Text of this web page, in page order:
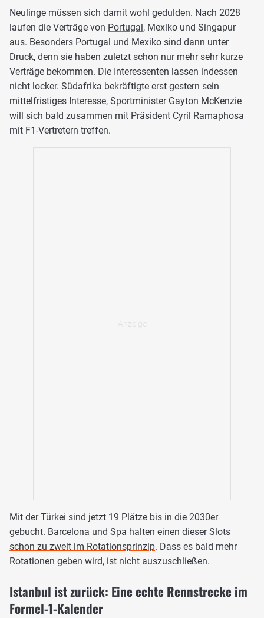
Neulinge müssen sich damit wohl gedulden. Nach 2028
laufen die Verträge von Portugal, Mexiko und Singapur
aus. Besonders Portugal und Mexiko sind dann unter
Druck, denn sie haben zuletzt schon nur mehr sehr kurze
Verträge bekommen. Die Interessenten lassen indessen
nicht locker. Südafrika bekräftigte erst gestern sein
mittelfristiges Interesse, Sportminister Gayton McKenzie
will sich bald zusammen mit Präsident Cyril Ramaphosa
mit F1-Vertretern treffen.
Mit der Türkei sind jetzt 19 Plätze bis in die 2030er
gebucht. Barcelona und Spa halten einen dieser Slots
schon zu zweit im Rotationsprinzip. Dass es bald mehr
Rotationen geben wird, ist nicht auszuschließen.
Istanbul ist zurück: Eine echte Rennstrecke im
Formel-1-Kalender